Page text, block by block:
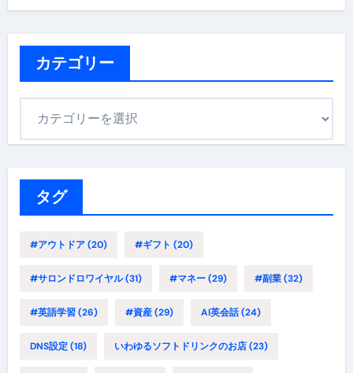
カテゴリー
タグ
#アウトドア(20) #ギフト (20)
#サロンドロワイヤル(31) #マネー(29) #副業(32)
#英語学習(26) #資産(29) AI英会話(24)
DNS設定(18) いわゆるソフトドリンクのお店(23)